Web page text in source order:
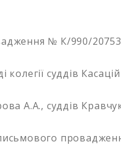
№ К/990/
колегії суддів
А.А., суддів